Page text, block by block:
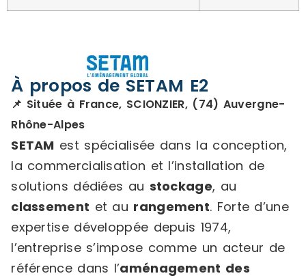
À propos de SETAM E2
📌 Située à France, SCIONZIER, (74) Auvergne-
Rhône-Alpes
SETAM est spécialisée dans la conception,
la commercialisation et l’installation de
solutions dédiées au stockage, au
classement et au rangement. Forte d’une
expertise développée depuis 1974,
l’entreprise s’impose comme un acteur de
référence dans l’aménagement des